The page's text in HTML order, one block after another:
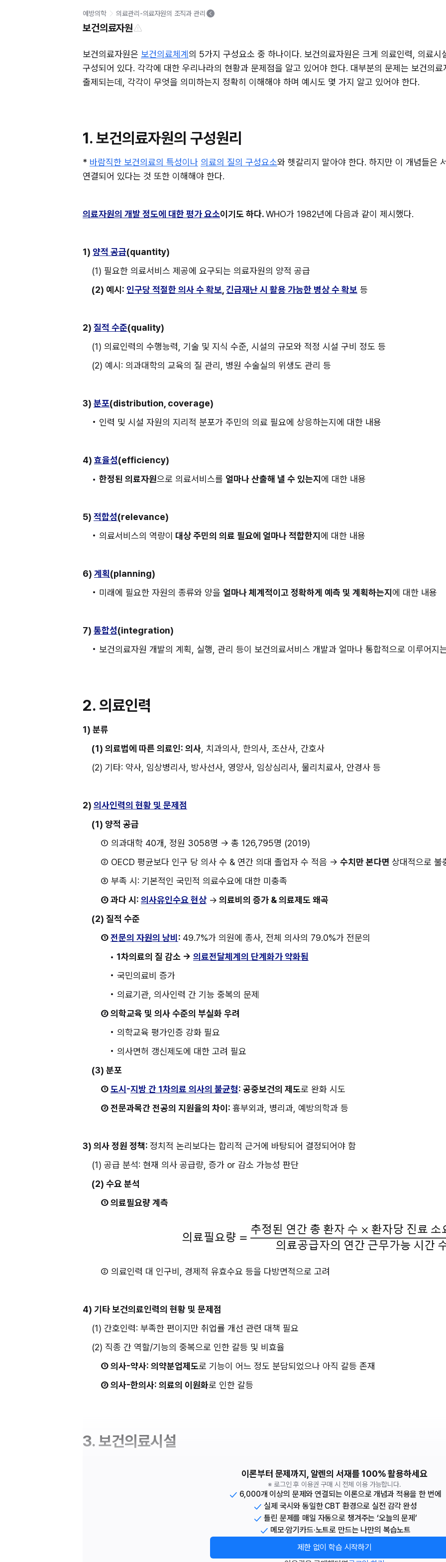
예방의학 의료관리-의료자원의 조직과 관리
보건의료자원
보건의료자원은 보건의료체계 의 5가지 구성요소 중 하나이다. 보건의료자원은 크게 의료인력, 의료
구성되어 있다. 각각에 대한 우리나라의 현황과 문제점을 알고 있어야 한다. 대부분의 문제는 보건의
출제되는데, 각각이 무엇을 의미하는지 정확히 이해해야 하며 예시도 몇 가지 알고 있어야 한다.
1. 보건의료자원의 구성원리
* 바람직한 보건의료의 특성이나 의료의 질의 구성요소와 헷갈리지 말아야 한다. 하지만 이 개념들은
연결되어 있다는 것 또한 이해해야 한다.
의료자원의 개발 정도에 대한 평가 요소이기도 하다. WHO가 1982년에 다음과 같이 제시했다.
1) 양적 공급(quantity)
(1) 필요한 의료서비스 제공에 요구되는 의료자원의 양적 공급
(2) 예시: 인구당 적절한 의사 수 확보 긴급재난 시 활용 가능한 병상 수 확보 등
2) 질적 수준(quality)
(1) 의료인력의 수행능력, 기술 및 지식 수준, 시설의 규모와 적정 시설 구비 정도 등
(2) 예시: 의과대학의 교육의 질 관리, 병원 수술실의 위생도 관리 등
3) 분포(distribution, coverage)
• 인력 및 시설 자원의 지리적 분포가 주민의 의료 필요에 상응하는지에 대한 내용
4) 효율성(efficiency)
• 한정된 의료자원으로 의료서비스를 얼마나 산출해 낼 수 있는지 에 대한 내용
5) 적합성(relevance)
• 의료서비스의 역량이 대상 주민의 의료 필요에 얼마나 적합한지 에 대한 내용
6) 계획(planning)
• 미래에 필요한 자원의 종류와 양을 얼마나 체계적이고 정확하게 예측 및 계획하는지 에 대한 내용
7) 통합성(integration)
• 보건의료자원 개발의 계획, 실행, 관리 등이 보건의료서비스 개발과 얼마나 통합적으로 이루어지
2. 의료인력
1) 분류
(1) 의료법에 따른 의료인: 의사 , 치과의사, 한의사, 조산사, 간호사
(2) 기타: 약사, 임상병리사, 방사선사, 영양사, 임상심리사, 물리치료사, 안경사 등
2) 의사인력의 현황 및 문제점
(1) 양적 공급
① 의과대학 40개, 정원 3058명 → 총 126,795명 (2019)
② OECD 평균보다 인구 당 의사 수 & 연간 의대 졸업자 수 적음 → 수치만 본다면 상대적으로 불
③ 부족 시: 기본적인 국민적 의료수요에 대한 미충족
④ 과다 시: 의사유인수요 현상 → 의료비의 증가 & 의료제도 왜곡
(2) 질적 수준
① 전문의 자원의 낭비 : 49.7%가 의원에 종사, 전체 의사의 79.0%가 전문의
• 1차의료의 질 감소 → 의료전달체계의 단계화가 약화됨
• 국민의료비 증가
• 의료기관, 의사인력 간 기능 중복의 문제
② 의학교육 및 의사 수준의 부실화 우려
• 의학교육 평가인증 강화 필요
• 의사면허 갱신제도에 대한 고려 필요
(3) 분포
① 도시 -지방 간 1차의료 의사의 불균형: 공중보건의 제도로 완화 시도
② 전문과목간 전공의 지원율의 차이: 흉부외과, 병리과, 예방의학과 등
3) 의사 정원 정책: 정치적 논리보다는 합리적 근거에 바탕되어 결정되어야 함
(1) 공급 분석: 현재 의사 공급량, 증가 or 감소 가능성 판단
(2) 수요 분석
① 의료필요량 계측
② 의료인력 대 인구비, 경제적 유효수요 등을 다방면적으로 고려
4) 기타 보건의료인력의 현황 및 문제점
(1) 간호인력: 부족한 편이지만 취업률 개선 관련 대책 필요
(2) 직종 간 역할/기능의 중복으로 인한 갈등 및 비효율
① 의사-약사: 의약분업제도로 기능이 어느 정도 분담되었으나 아직 갈등 존재
② 의사-한의사: 의료의 이원화로 인한 갈등
3. 보건의료시설
이론부터 문제까지, 알렌의 서재를 100% 활용하세요
※ 로그인 후 이용권 구매 시 전체 이용 가능합니다.
6,000개 이상의 문제와 연결되는 이론으로 개념과 적용을 한 번에
실제 국시와 동일한 CBT 환경으로 실전 감각 완성
틀린 문제를 매일 자동으로 챙겨주는 ‘오늘의 문제’
메모·암기카드·노트로 만드는 나만의 복습노트
제한 없이 학습 시작하기